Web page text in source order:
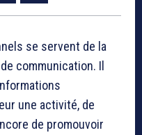
se servent de la
communication. Il
une activité, de
de promouvoir